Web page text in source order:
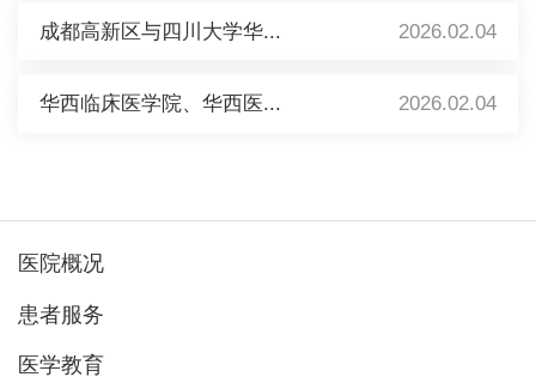
成都高新区与四川大学华... 2026.02.04
华西临床医学院、华西医... 2026.02.04
医院概况
患者服务
医学教育